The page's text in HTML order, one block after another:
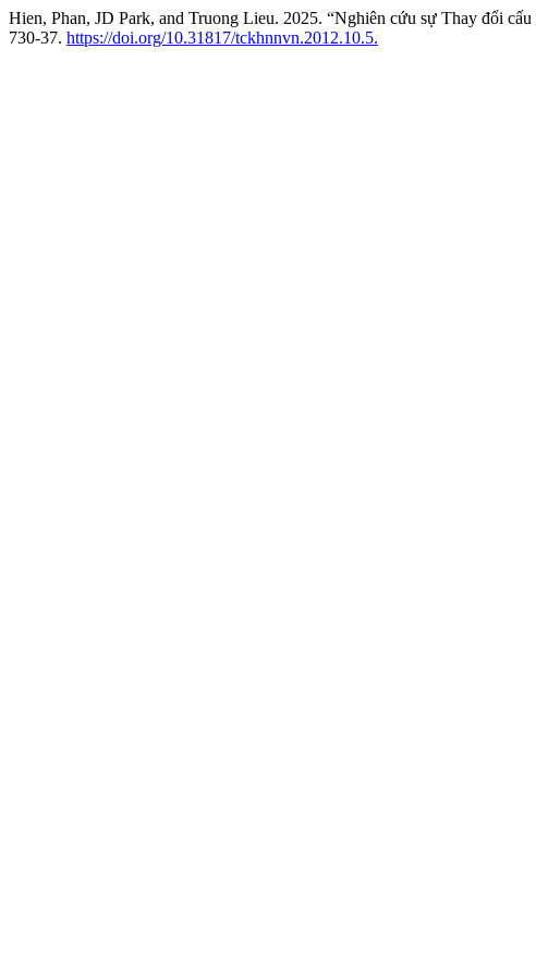
Hien, Phan, JD Park, and Truong Lieu. 2025. “Nghiên cứu sự Thay đổi
730-37. https://doi.org/10.31817/tckhnnvn.2012.10.5.